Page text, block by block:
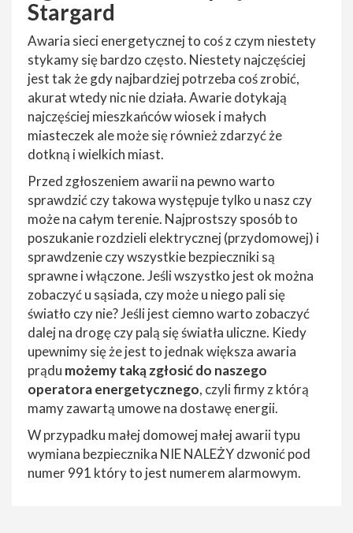
Stargard
Awaria sieci energetycznej to coś z czym niestety
stykamy się bardzo często. Niestety najczęściej
jest tak że gdy najbardziej potrzeba coś zrobić,
akurat wtedy nic nie działa. Awarie dotykają
najczęściej mieszkańców wiosek i małych
miasteczek ale może się również zdarzyć że
dotkną i wielkich miast.
Przed zgłoszeniem awarii na pewno warto
sprawdzić czy takowa występuje tylko u nasz czy
może na całym terenie. Najprostszy sposób to
poszukanie rozdzieli elektrycznej (przydomowej) i
sprawdzenie czy wszystkie bezpieczniki są
sprawne i włączone. Jeśli wszystko jest ok można
zobaczyć u sąsiada, czy może u niego pali się
światło czy nie? Jeśli jest ciemno warto zobaczyć
dalej na drogę czy palą się światła uliczne. Kiedy
upewnimy się że jest to jednak większa awaria
prądu możemy taką zgłosić do naszego
operatora energetycznego, czyli firmy z którą
mamy zawartą umowe na dostawę energii.
W przypadku małej domowej małej awarii typu
wymiana bezpiecznika NIE NALEŻY dzwonić pod
numer 991 który to jest numerem alarmowym.